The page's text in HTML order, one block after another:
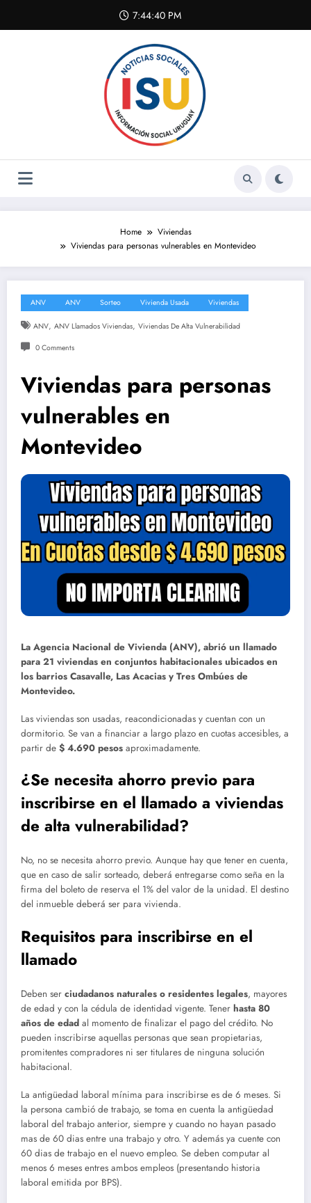
content
7:44:40 PM
Home
Viviendas
Viviendas para personas vulnerables en Montevideo
ANV ANV Sorteo Vivienda Usada Viviendas
ANV, ANV Llamados Viviendas, Viviendas De Alta Vulnerabilidad
0 Comments
Viviendas para personas
vulnerables en
Montevideo
La Agencia Nacional de Vivienda (ANV), abrió un llamado
para 21 viviendas en conjuntos habitacionales ubicados en
los barrios Casavalle, Las Acacias y Tres Ombúes de
Montevideo.
Las viviendas son usadas, reacondicionadas y cuentan con un
dormitorio. Se van a financiar a largo plazo en cuotas accesibles, a
partir de $ 4.690 pesos aproximadamente.
¿Se necesita ahorro previo para
inscribirse en el llamado a viviendas
de alta vulnerabilidad?
No, no se necesita ahorro previo. Aunque hay que tener en cuenta,
que en caso de salir sorteado, deberá entregarse como seña en la
firma del boleto de reserva el 1% del valor de la unidad. El destino
del inmueble deberá ser para vivienda.
Requisitos para inscribirse en el
llamado
Deben ser ciudadanos naturales o residentes legales, mayores
de edad y con la cédula de identidad vigente. Tener hasta 80
años de edad al momento de finalizar el pago del crédito. No
pueden inscribirse aquellas personas que sean propietarias,
promitentes compradores ni ser titulares de ninguna solución
habitacional.
La antigüedad laboral mínima para inscribirse es de 6 meses. Si
la persona cambió de trabajo, se toma en cuenta la antigüedad
laboral del trabajo anterior, siempre y cuando no hayan pasado
mas de 60 dias entre una trabajo y otro. Y además ya cuente con
60 dias de trabajo en el nuevo empleo. Se deben computar al
menos 6 meses entres ambos empleos (presentando historia
laboral emitida por BPS).